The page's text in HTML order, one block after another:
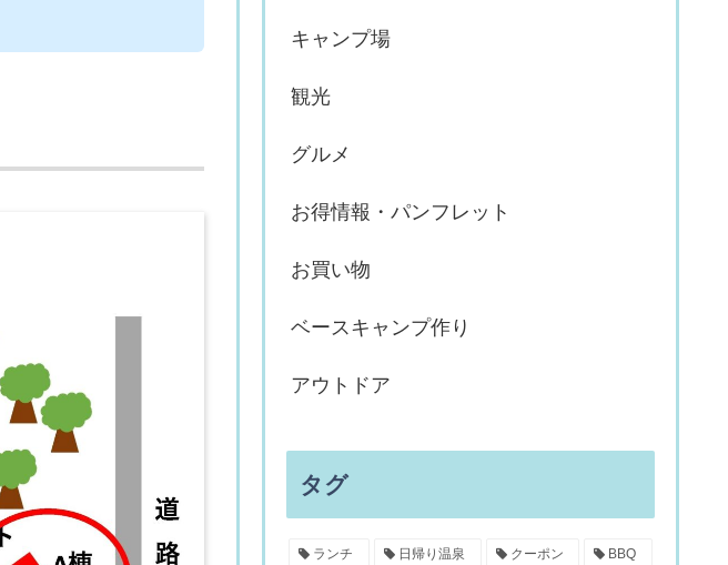
キャンプ場
観光
グルメ
お得情報・パンフレット
お買い物
ベースキャンプ作り
アウトドア
タグ
ランチ 日帰り温泉 クーポン BBQ